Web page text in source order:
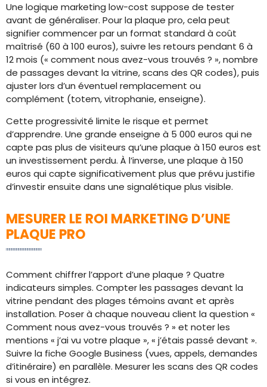
Une logique marketing low-cost suppose de tester
avant de généraliser. Pour la plaque pro, cela peut
signifier commencer par un format standard à coût
maîtrisé (60 à 100 euros), suivre les retours pendant 6 à
12 mois (« comment nous avez-vous trouvés ? », nombre
de passages devant la vitrine, scans des QR codes), puis
ajuster lors d’un éventuel remplacement ou
complément (totem, vitrophanie, enseigne).
Cette progressivité limite le risque et permet
d’apprendre. Une grande enseigne à 5 000 euros qui ne
capte pas plus de visiteurs qu’une plaque à 150 euros est
un investissement perdu. À l’inverse, une plaque à 150
euros qui capte significativement plus que prévu justifie
d’investir ensuite dans une signalétique plus visible.
MESURER LE ROI MARKETING D’UNE
PLAQUE PRO
Comment chiffrer l’apport d’une plaque ? Quatre
indicateurs simples. Compter les passages devant la
vitrine pendant des plages témoins avant et après
installation. Poser à chaque nouveau client la question «
Comment nous avez-vous trouvés ? » et noter les
mentions « j’ai vu votre plaque », « j’étais passé devant ».
Suivre la fiche Google Business (vues, appels, demandes
d’itinéraire) en parallèle. Mesurer les scans des QR codes
si vous en intégrez.